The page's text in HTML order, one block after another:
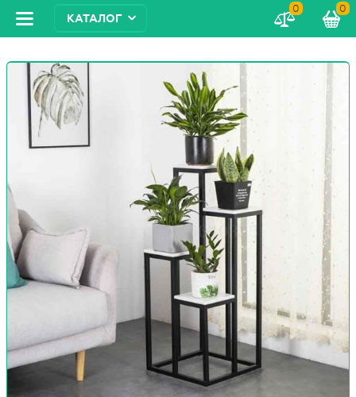
КАТАЛОГ
0 0